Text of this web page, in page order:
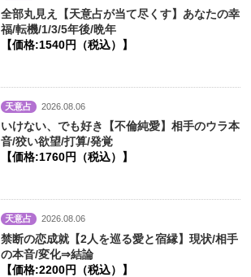
全部丸見え【天意占が当て尽くす】あなたの幸
福/転機/1/3/5年後/晩年
【価格:1540円（税込）】
天意占 2026.08.06
いけない、でも好き【不倫純愛】相手のウラ本
音/狡い欲望/打算/発覚
【価格:1760円（税込）】
天意占 2026.08.06
禁断の恋成就【2人を巡る愛と宿縁】現状/相手
の本音/変化⇒結論
【価格:2200円（税込）】